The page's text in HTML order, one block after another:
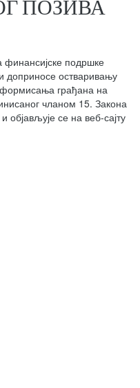
ПОЗИВА
финансијске подршке
доприносе остваривању
грађана на
чланом 15. Закона
се на веб-сајту